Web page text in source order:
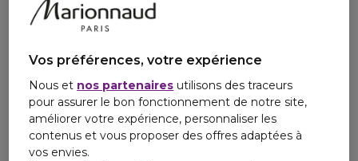
Testé sous contrôle dermatologique.
Sans étui. Flacon recyclable***
*Sans ingrédients controversés
***En fonction des consignes de tri
Vos préférences, votre expérience
Nous et nos partenaires utilisons des traceurs
pour assurer le bon fonctionnement de notre site,
améliorer votre expérience, personnaliser les
contenus et vous proposer des offres adaptées à
vos envies.